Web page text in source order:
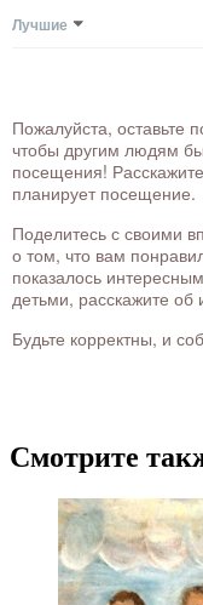
Лучшие
Пожалуйста, оставьте
чтобы другим людям
посещения!
планирует посещение.
Поделитесь с своими
о том, что вам
показалось
детьми, расскажите об
Будьте корректны, и
Смотрите